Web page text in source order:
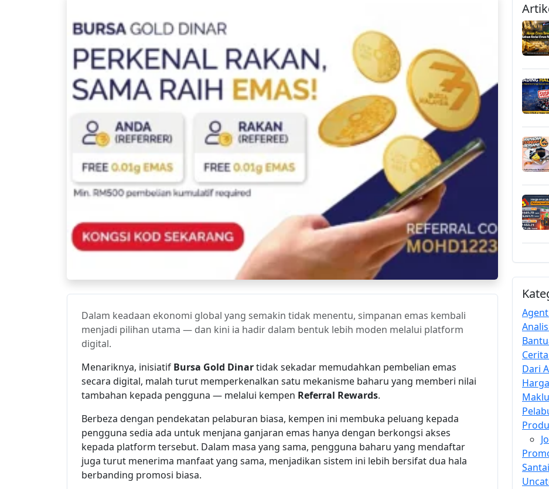
Dalam keadaan ekonomi global yang semakin tidak menentu, simpanan emas kembali
menjadi pilihan utama — dan kini ia hadir dalam bentuk lebih moden melalui platform
digital.
Menariknya, inisiatif Bursa Gold Dinartidak sekadar memudahkan pembelian emas
secara digital, malah turut memperkenalkan satu mekanisme baharu yang memberi nilai
tambahan kepada pengguna — melalui kempen Referral Rewards.
Berbeza dengan pendekatan pelaburan biasa, kempen ini membuka peluang kepada
pengguna sedia ada untuk menjana ganjaran emas hanya dengan berkongsi akses
kepada platform tersebut. Dalam masa yang sama, pengguna baharu yang mendaftar
juga turut menerima manfaat yang sama, menjadikan sistem ini lebih bersifat dua hala
berbanding promosi biasa.
Dari
Santai